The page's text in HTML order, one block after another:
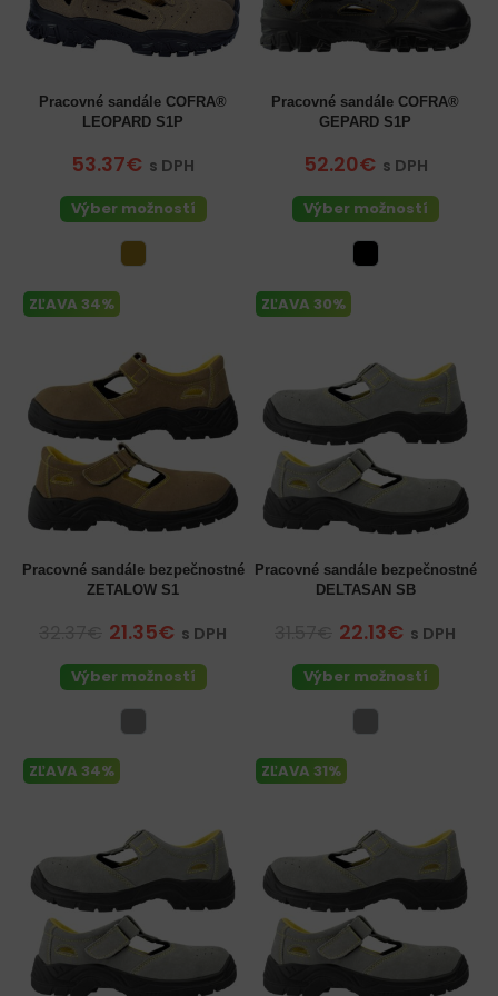
Pracovné sandále COFRA®
LEOPARD S1P
53.37€ s DPH
Výber možností
Pracovné sandále COFRA®
GEPARD S1P
52.20€ s DPH
Výber možností
ZĽAVA 34%
Pracovné sandále bezpečnostné
ZETALOW S1
21.35€ s DPH
Výber možností
ZĽAVA 30%
Pracovné sandále bezpečnostné
DELTASAN SB
22.13€ s DPH
Výber možností
ZĽAVA 34% ZĽAVA 31%